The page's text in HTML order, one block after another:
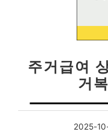
주거급여
거
2025-